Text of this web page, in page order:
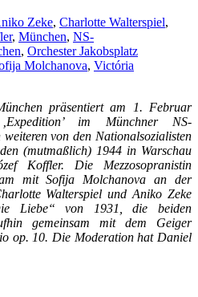
Zeke, Charlotte Walterspiel,
, München, NS-
, Orchester Jakobsplatz
Molchanova, Victória
präsentiert am 1. Februar
im Münchner NS-
von den Nationalsozialisten
(mutmaßlich) 1944 in Warschau
Koffler. Die Mezzosopranistin
mit Sofija Molchanova an der
Walterspiel und Aniko Zeke
Liebe“ von 1931, die beiden
gemeinsam mit dem Geiger
op. 10. Die Moderation hat Daniel